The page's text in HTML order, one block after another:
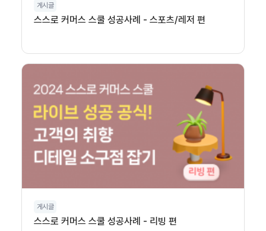
게시글
스스로 커머스 스쿨 성공사례 - 스포츠/레저 편
게시글
스스로 커머스 스쿨 성공사례 - 리빙 편